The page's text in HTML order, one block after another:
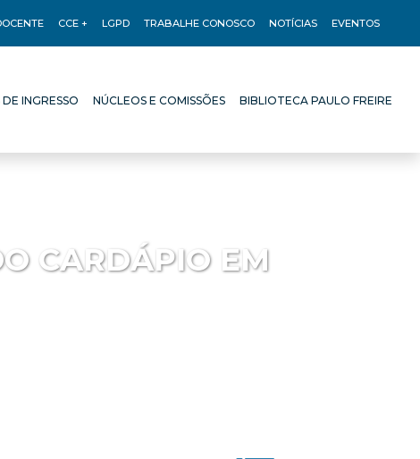
CCE + LGPD TRABALHE CONOSCO NOTÍCIAS EVENTOS
INGRESSO
NÚCLEOS E COMISSÕES
BIBLIOTECA PAULO FREIRE
CARDÁPIO EM